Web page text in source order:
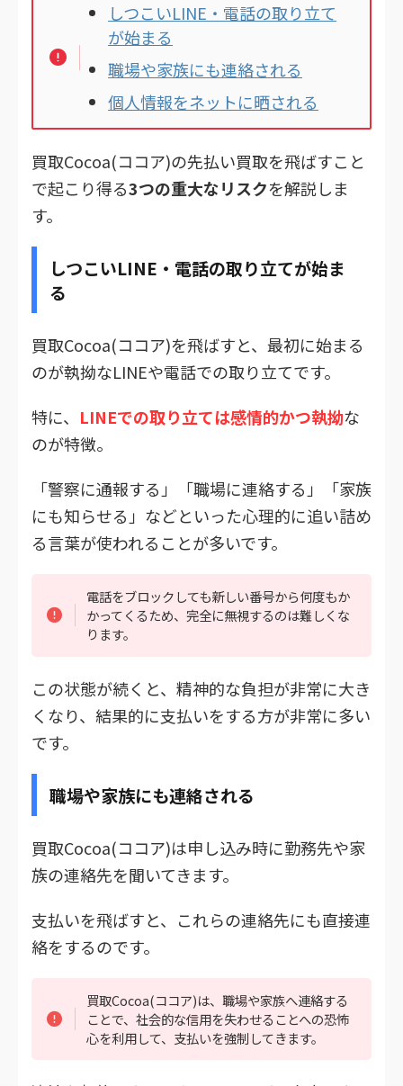
しつこいLINE・電話の取り立て
が始まる
職場や家族にも連絡される
個人情報をネットに晒される
買取Cocoa(ココア)の先払い買取を飛ばすこと
で起こり得る3つの重大なリスクを解説しま
す。
しつこいLINE・電話の取り立てが始ま
る
買取Cocoa(ココア)を飛ばすと、最初に始まる
のが執拗なLINEや電話での取り立てです。
特に、 LINEでの取り立ては感情的かつ執拗な
のが特徴。
「警察に通報する」「職場に連絡する」「家族
にも知らせる」などといった心理的に追い詰め
る言葉が使われることが多いです。
電話をブロックしても新しい番号から何度もか
かってくるため、完全に無視するのは難しくな
ります。
この状態が続くと、精神的な負担が非常に大き
くなり、結果的に支払いをする方が非常に多い
です。
職場や家族にも連絡される
買取Cocoa(ココア)は申し込み時に勤務先や家
族の連絡先を聞いてきます。
支払いを飛ばすと、これらの連絡先にも直接連
絡をするのです。
買取Cocoa(ココア)は、職場や家族へ連絡する
ことで、社会的な信用を失わせることへの恐怖
心を利用して、支払いを強制してきます。